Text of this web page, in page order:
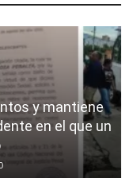
y mantiene
en el que un